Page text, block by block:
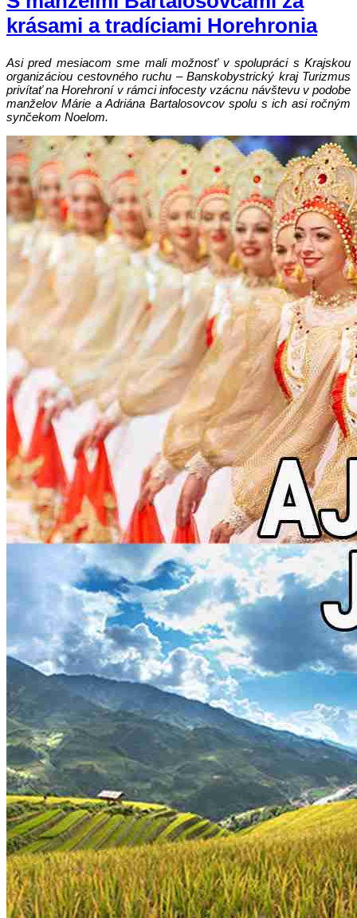
krásami a tradíciami Horehronia
Asi pred mesiacom sme mali možnosť v spolupráci s Krajskou
organizáciou cestovného ruchu – Banskobystrický kraj Turizmus
privítať na Horehroní v rámci infocesty vzácnu návštevu v podobe
manželov Márie a Adriána Bartalosovcov spolu s ich asi ročným
synčekom Noelom.